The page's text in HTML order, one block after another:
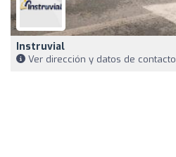
Instruvial
Ver dirección y datos de contacto